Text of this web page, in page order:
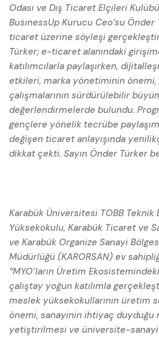
Odası ve Dış Ticaret Elçileri
BusınessUp Kurucu Ceo’su
ticaret üzerine söyleşi
Türker; e-ticaret alanındaki
katılımcılarla paylaşırken,
etkileri, marka yönetiminin önemi,
çalışmalarının sürdürülebilir
değerlendirmelerde bulundu.
gençlere yönelik tecrübe
değişen ticaret anlayışında
dikkat çekti. Sayın Önder Türker
Karabük Üniversitesi TOBB
Yüksekokulu, Karabük Ticaret ve
ve Karabük Organize Sanayi
Müdürlüğü (KARORSAN) ev
“MYO’ların Üretim
çalıştay yoğun katılımla
meslek yüksekokullarının üretim
önemi, sanayinin ihtiyaç duyduğu
yetiştirilmesi ve üniversite-